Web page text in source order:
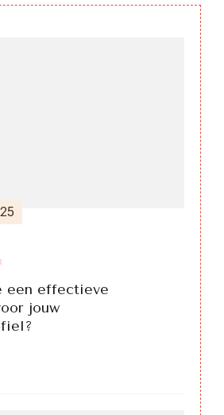
een effectieve
jouw